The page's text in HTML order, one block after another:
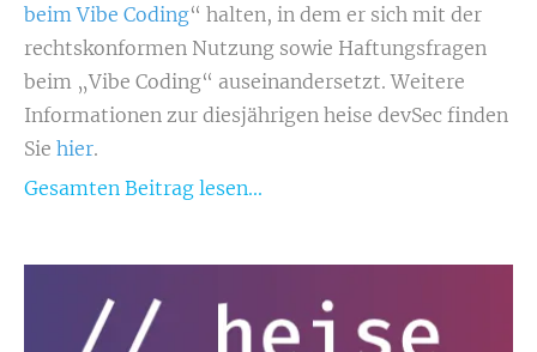
beim Vibe Coding“ halten, in dem er sich mit der
rechtskonformen Nutzung sowie Haftungsfragen
beim „Vibe Coding“ auseinandersetzt. Weitere
Informationen zur diesjährigen heise devSec finden
Sie hier.
Gesamten Beitrag lesen...